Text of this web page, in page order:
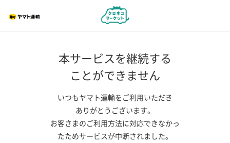
本サービスを継続する
ことができません
いつもヤマト運輸をご利用いただき
ありがとうございます。
お客さまのご利用方法に対応できなかっ
たためサービスが中断されました。